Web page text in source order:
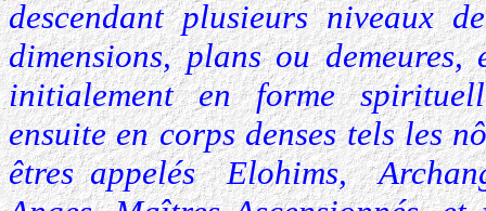
descendant plusieurs niveaux
dimensions, plans ou demeures,
initialement en forme
ensuite en corps denses tels les
êtres appelés Elohims,